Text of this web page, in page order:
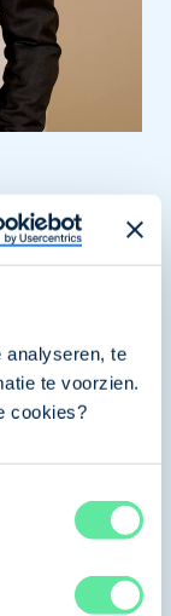
analyseren, te
te voorzien.
cookies?
ups